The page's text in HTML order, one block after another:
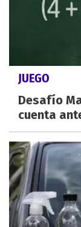
JUEGO
Desafío
cuenta